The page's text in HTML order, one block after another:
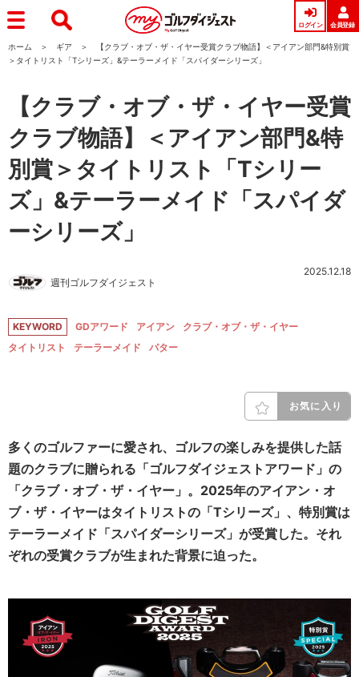
ログイン 会員登録
ホーム ギア
【クラブ・オブ・ザ・イヤー受賞クラブ物語】＜アイアン部門&特別賞
＞タイトリスト「Tシリーズ」&テーラーメイド「スパイダーシリーズ」
【クラブ・オブ・ザ・イヤー受賞
クラブ物語】＜アイアン部門&特
別賞＞タイトリスト「Tシリー
ズ」&テーラーメイド「スパイダ
ーシリーズ」
週刊ゴルフダイジェスト
2025.12.18
KEYWORD GDアワード アイアン
クラブ・オブ・ザ・イヤー
タイトリスト
テーラーメイド パター
お気に入り
多くのゴルファーに愛され、ゴルフの楽しみを提供した話
題のクラブに贈られる「ゴルフダイジェストアワード」の
「クラブ・オブ・ザ・イヤー」。2025年のアイアン・オ
ブ・ザ・イヤーはタイトリストの「Tシリーズ」、特別賞は
テーラーメイド「スパイダーシリーズ」が受賞した。それ
ぞれの受賞クラブが生まれた背景に迫った。